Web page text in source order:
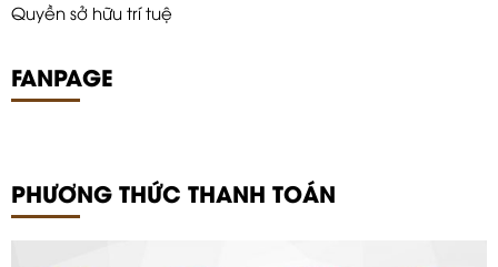
Quyền sở hữu trí tuệ
FANPAGE
PHƯƠNG THỨC THANH TOÁN